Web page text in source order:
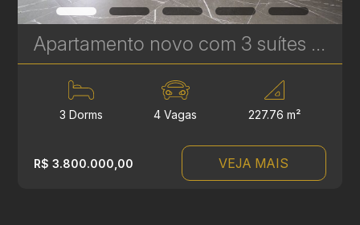
Apartamento novo com 3 suítes à venda no Ecoville em Curitiba - Signature - Plaenge | Ref. 1754
3 Dorms 4 Vagas 227.76 m²
R$ 3.800.000,00 VEJA MAIS